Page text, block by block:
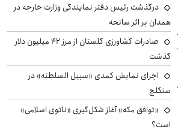
درگذشت رئیس دفتر نمایندگی وزارت خارجه در
همدان بر اثر سانحه
صادرات کشاورزی گلستان از مرز ۴۲ میلیون دلار
گذشت
اجرای نمایش کمدی «سبیل السلطنه» در
سنگلج
«توافق مکه» آغاز شکل‌گیری «ناتوی اسلامی»
است؟